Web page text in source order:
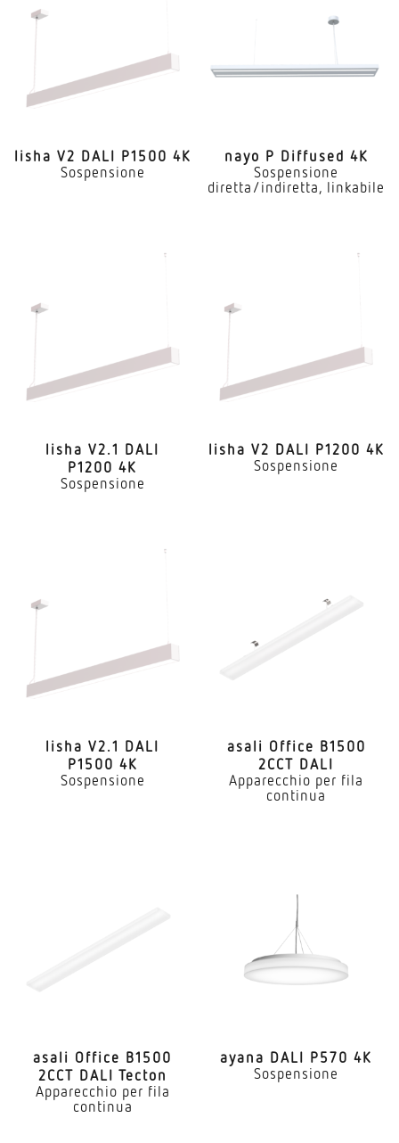
lisha V2 DALI P1500 4K
Sospensione
nayo P Diffused 4K
Sospensione
diretta/indiretta, linkabile
lisha V2.1 DALI
P1200 4K
Sospensione
lisha V2 DALI P1200 4K
Sospensione
lisha V2.1 DALI
P1500 4K
Sospensione
asali Office B1500
2CCT DALI
Apparecchio per fila
continua
asali Office B1500
2CCT DALI Tecton
Apparecchio per fila
continua
ayana DALI P570 4K
Sospensione